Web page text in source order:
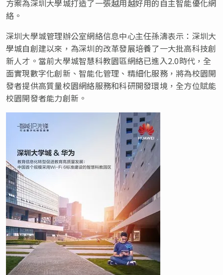
方案為深圳大學城打造了一張越用越好用的自主智能優化網
絡。
深圳大學城管理辦公室網絡信息中心主任孫濤表示：深圳大
學城自創建以來，為深圳的改革發展培養了一大批高科技創
新人才。當前大學城智慧科教園區網絡已進入2.0時代，全
面實現數字化創新、智能化管理、精細化服務，將為校園開
發者提供高質量校園網絡服務和科研開發環境，全方位賦能
校園開發者能力創新。